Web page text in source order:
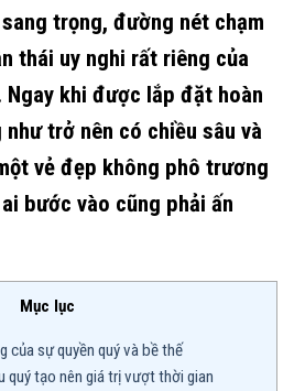
trọng, đường nét chạm
thái uy nghi rất riêng của
Ngay khi được lắp đặt hoàn
trở nên có chiều sâu và
vẻ đẹp không phô trương
bước vào cũng phải ấn
Mục lục
của sự quyền quý và bề thế
quý tạo nên giá trị vượt thời gian